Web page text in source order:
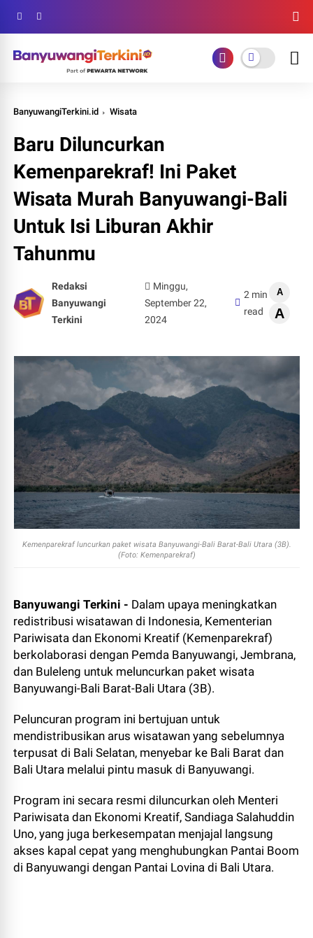
BanyuwangiTerkini.id Wisata
Baru Diluncurkan
Kemenparekraf! Ini Paket
Wisata Murah Banyuwangi-Bali
Untuk Isi Liburan Akhir
Tahunmu
Redaksi
Banyuwangi
Terkini
Minggu,
September 22,
2024
2 min
read
A
A
Kemenparekraf luncurkan paket wisata Banyuwangi-Bali Barat-Bali Utara (3B).
(Foto: Kemenparekraf)
Banyuwangi Terkini - Dalam upaya meningkatkan
redistribusi wisatawan di Indonesia, Kementerian
Pariwisata dan Ekonomi Kreatif (Kemenparekraf)
berkolaborasi dengan Pemda Banyuwangi, Jembrana,
dan Buleleng untuk meluncurkan paket wisata
Banyuwangi-Bali Barat-Bali Utara (3B).
Peluncuran program ini bertujuan untuk
mendistribusikan arus wisatawan yang sebelumnya
terpusat di Bali Selatan, menyebar ke Bali Barat dan
Bali Utara melalui pintu masuk di Banyuwangi.
Program ini secara resmi diluncurkan oleh Menteri
Pariwisata dan Ekonomi Kreatif, Sandiaga Salahuddin
Uno, yang juga berkesempatan menjajal langsung
akses kapal cepat yang menghubungkan Pantai Boom
di Banyuwangi dengan Pantai Lovina di Bali Utara.